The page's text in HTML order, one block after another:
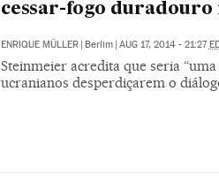
cessar-fogo duradouro
ENRIQUE MÜLLER | Berlim | AUG 17, 2014 - 21:27
Steinmeier acredita que seria
ucranianos desperdiçarem o